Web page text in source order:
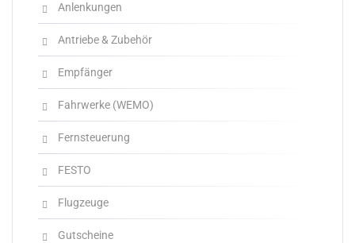
Anlenkungen
Antriebe & Zubehör
Empfänger
Fahrwerke (WEMO)
Fernsteuerung
FESTO
Flugzeuge
Gutscheine